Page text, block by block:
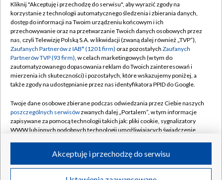
TVP
Abonament TVP
Emisja w TVP
Centrum informacji TVP
Naziemna Telewizja Cyfrowa
Rada Programowa
System NOS
Informacje o nadawcy
Program dla prasy
Regulamin TVP
Polityka prywatności
Moje zgody
Pomoc
Kontakt
Kanały
©2026 Telewizja Polska S.A. w likwidacji
Kliknij "Akceptuję i przechodzę do serwisu", aby wyrazić zgody na
korzystanie z technologii automatycznego śledzenia i zbierania danych,
dostęp do informacji na Twoim urządzeniu końcowym i ich
przechowywanie oraz na przetwarzanie Twoich danych osobowych przez
nas, czyli Telewizję Polską S.A. w likwidacji (zwaną dalej również „TVP”),
Zaufanych Partnerów z IAB* (1201 firm) oraz pozostałych Zaufanych
Partnerów TVP (93 firm), w celach marketingowych (w tym do
zautomatyzowanego dopasowania reklam do Twoich zainteresowań i
mierzenia ich skuteczności) i pozostałych, które wskazujemy poniżej, a
także zgody na udostępnianie przez nas identyfikatora PPID do Google.
Twoje dane osobowe zbierane podczas odwiedzania przez Ciebie naszych
poszczególnych serwisówzwanych dalej „Portalem”, w tym informacje
zapisywane za pomocą technologii takich jak: pliki cookie, sygnalizatory
WWW lub innych podobnych technologii umożliwiających świadczenie
ruchu w Internecie.
Twoje dane osobowe zbierane podczas odwiedzania przez Ciebie
Akceptuję i przechodzę do serwisu